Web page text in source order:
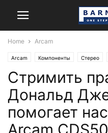
Home Arcam
Arcam Компоненты Стерео
Стримить
Дональд
помогает